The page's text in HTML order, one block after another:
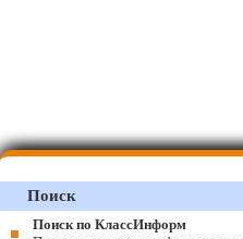
Поиск
Поиск по КлассИнформ